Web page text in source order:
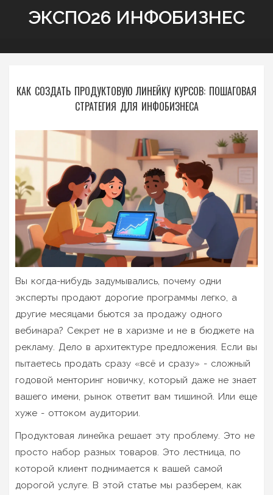
ЭКСПО26 ИНФОБИЗНЕС
КАК СОЗДАТЬ ПРОДУКТОВУЮ ЛИНЕЙКУ КУРСОВ: ПОШАГОВАЯ
СТРАТЕГИЯ ДЛЯ ИНФОБИЗНЕСА
Вы когда-нибудь задумывались, почему одни
эксперты продают дорогие программы легко, а
другие месяцами бьются за продажу одного
вебинара? Секрет не в харизме и не в бюджете на
рекламу. Дело в архитектуре предложения. Если вы
пытаетесь продать сразу «всё и сразу» - сложный
годовой менторинг новичку, который даже не знает
вашего имени, рынок ответит вам тишиной. Или еще
хуже - оттоком аудитории.
Продуктовая линейка решает эту проблему. Это не
просто набор разных товаров. Это лестница, по
которой клиент поднимается к вашей самой
дорогой услуге. В этой статье мы разберем, как